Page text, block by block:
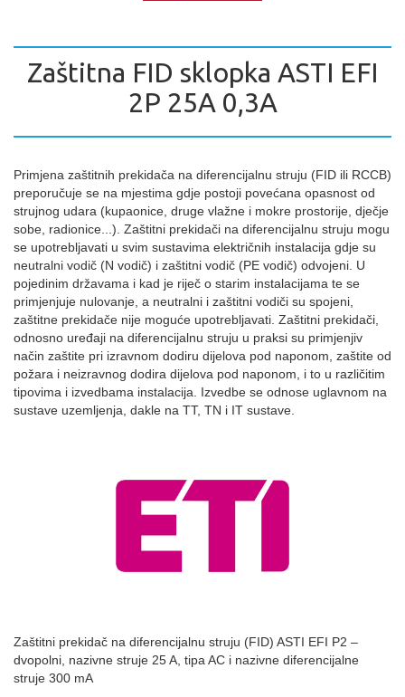
Zaštitna FID sklopka ASTI EFI
2P 25A 0,3A
Primjena zaštitnih prekidača na diferencijalnu struju (FID ili RCCB)
preporučuje se na mjestima gdje postoji povećana opasnost od
strujnog udara (kupaonice, druge vlažne i mokre prostorije, dječje
sobe, radionice...). Zaštitni prekidači na diferencijalnu struju mogu
se upotrebljavati u svim sustavima električnih instalacija gdje su
neutralni vodič (N vodič) i zaštitni vodič (PE vodič) odvojeni. U
pojedinim državama i kad je riječ o starim instalacijama te se
primjenjuje nulovanje, a neutralni i zaštitni vodiči su spojeni,
zaštitne prekidače nije moguće upotrebljavati. Zaštitni prekidači,
odnosno uređaji na diferencijalnu struju u praksi su primjenjiv
način zaštite pri izravnom dodiru dijelova pod naponom, zaštite od
požara i neizravnog dodira dijelova pod naponom, i to u različitim
tipovima i izvedbama instalacija. Izvedbe se odnose uglavnom na
sustave uzemljenja, dakle na TT, TN i IT sustave.
Zaštitni prekidač na diferencijalnu struju (FID) ASTI EFI P2 –
dvopolni, nazivne struje 25 A, tipa AC i nazivne diferencijalne
struje 300 mA